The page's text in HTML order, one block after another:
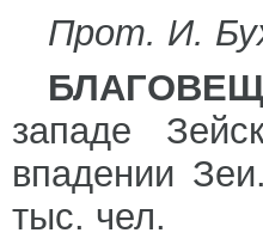
Прот. И.
западе
впадении
тыс. чел.